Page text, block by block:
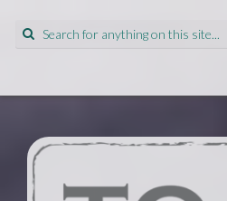
Search
for: